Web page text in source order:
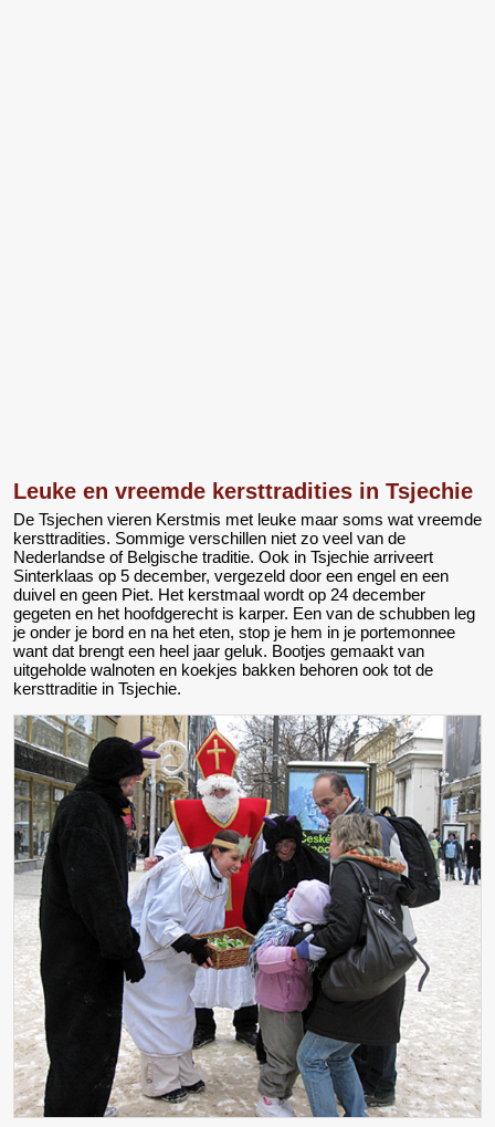
Leuke en vreemde kersttradities in Tsjechie
De Tsjechen vieren Kerstmis met leuke maar soms wat vreemde
kersttradities. Sommige verschillen niet zo veel van de
Nederlandse of Belgische traditie. Ook in Tsjechie arriveert
Sinterklaas op 5 december, vergezeld door een engel en een
duivel en geen Piet. Het kerstmaal wordt op 24 december
gegeten en het hoofdgerecht is karper. Een van de schubben leg
je onder je bord en na het eten, stop je hem in je portemonnee
want dat brengt een heel jaar geluk. Bootjes gemaakt van
uitgeholde walnoten en koekjes bakken behoren ook tot de
kersttraditie in Tsjechie.